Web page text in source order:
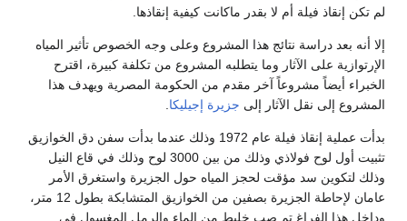
لم تكن إنقاذ فيلة أم لا بقدر ماكانت كيفية إنقاذها.
إلا أنه بعد دراسة نتائج هذا المشروع وعلى وجه الخصوص تأثير المياه
الإرتوازية على الآثار وما يتطلبه المشروع من تكلفة كبيرة، اقترح
الخبراء أيضاً مشروعاً آخر مقدم من الحكومة المصرية ويهدف هذا
المشروع إلى نقل الآثار إلى جزيرة إجيليكا
بدأت عملية إنقاذ فيلة عام 1972 وذلك عندما بدأت سفن دق الخوازيق
تثبيت أول لوح فولاذي وذلك من بين 3000 لوح وذلك في قاع النيل
وذلك لتكوين سد مؤقت لحجز المياه حول الجزيرة واستغرق الأمر
عامان لإحاطة الجزيرة بصفين من الخوازيق المتشابكة بطول 12 متر،
وداخل هذا الفراغ تم صب خليط من الماء والرمل المغسول في